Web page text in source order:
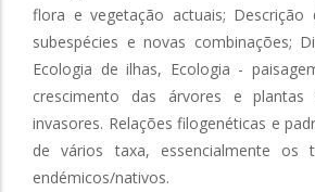
flora e vegetação actuais; Descrição
subespécies e novas combinações;
Ecologia de ilhas, Ecologia -
crescimento das árvores e plantas
invasores. Relações filogenéticas e
de vários taxa, essencialmente os
endémicos/nativos.